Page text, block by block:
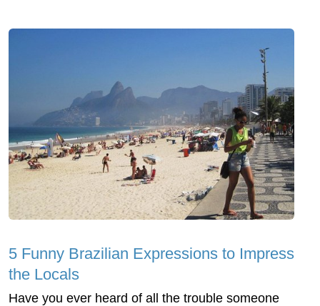
5 Funny Brazilian Expressions to Impress
the Locals
Have you ever heard of all the trouble someone